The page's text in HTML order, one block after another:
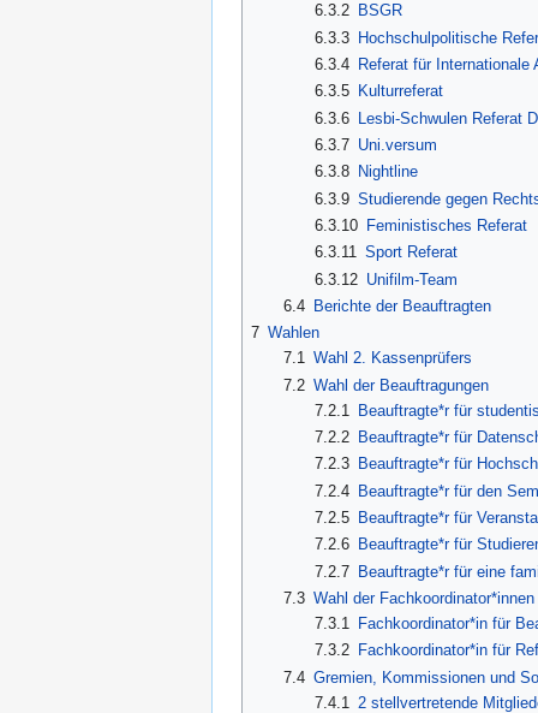
6.3.2 BSGR
6.3.3 Hochschulpolitische
6.3.4 Referat für Internationale
6.3.5 Kulturreferat
6.3.6 Lesbi-Schwulen Referat
6.3.7 Uni.versum
6.3.8 Nightline
6.3.9 Studierende gegen
6.3.10 Feministisches Referat
6.3.11 Sport Referat
6.3.12 Unifilm-Team
6.4
Berichte der Beauftragten
7 Wahlen
7.1 Wahl 2. Kassenprüfers
7.2 Wahl der Beauftragungen
7.2.1
Beauftragte*r für
7.2.2 Beauftragte*r für
7.2.3 Beauftragte*r für
7.2.4 Beauftragte*r für den
7.2.5 Beauftragte*r für
7.2.6 Beauftragte*r für
7.2.7 Beauftragte*r für eine
7.3 Wahl der Fachkoordinator*innen
7.3.1
Fachkoordinator*in für
7.3.2 Fachkoordinator*in für
7.4 Gremien, Kommissionen und
7.4.1
2 stellvertretende